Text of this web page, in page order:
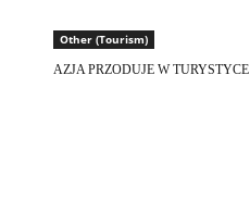
Other (Tourism)
AZJA PRZODUJE W TURYSTYCE